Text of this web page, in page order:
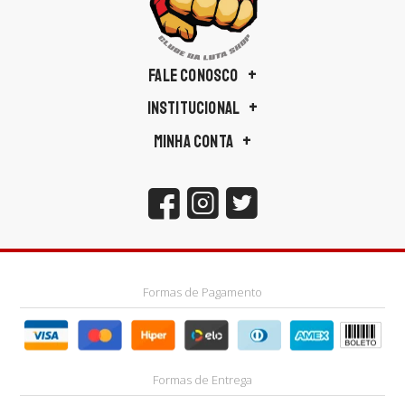
FALE CONOSCO
INSTITUCIONAL
MINHA CONTA
Formas de Pagamento
Formas de Entrega